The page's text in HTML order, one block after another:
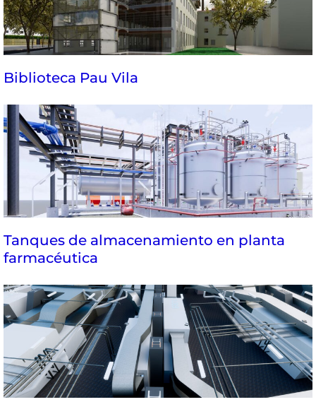
Biblioteca Pau Vila
Tanques de almacenamiento en planta
farmacéutica